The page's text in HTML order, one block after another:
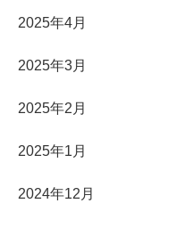
2025年4月
2025年3月
2025年2月
2025年1月
2024年12月